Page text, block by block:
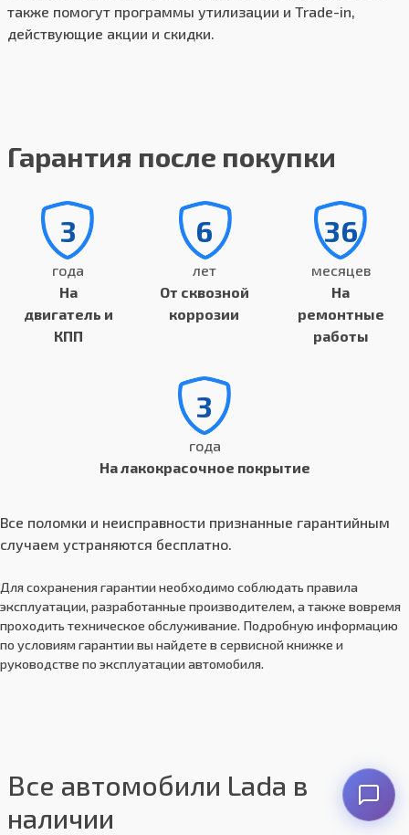
также помогут программы утилизации и Trade-in,
действующие акции и скидки.
Гарантия после покупки
3
года
На
двигатель и
КПП
6
лет
От сквозной
коррозии
36
месяцев
На
ремонтные
работы
3
года
На лакокрасочное покрытие
Все поломки и неисправности признанные гарантийным
случаем устраняются бесплатно.
Для сохранения гарантии необходимо соблюдать правила
эксплуатации, разработанные производителем, а также вовремя
проходить техническое обслуживание. Подробную информацию
по условиям гарантии вы найдете в сервисной книжке и
руководстве по эксплуатации автомобиля.
Все автомобили Lada в
наличии